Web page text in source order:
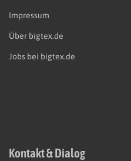
Impressum
Über bigtex.de
Jobs bei bigtex.de
Kontakt & Dialog